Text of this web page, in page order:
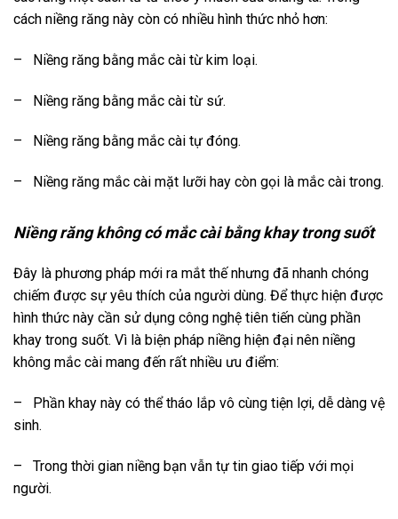
cách niềng răng này còn có nhiều hình thức nhỏ hơn:
– Niềng răng bằng mắc cài từ kim loại.
– Niềng răng bằng mắc cài từ sứ.
– Niềng răng bằng mắc cài tự đóng.
– Niềng răng mắc cài mặt lưỡi hay còn gọi là mắc cài trong.
Niềng răng không có mắc cài bằng khay trong suốt
Đây là phương pháp mới ra mắt thế nhưng đã nhanh chóng
chiếm được sự yêu thích của người dùng. Để thực hiện được
hình thức này cần sử dụng công nghệ tiên tiến cùng phần
khay trong suốt. Vì là biện pháp niềng hiện đại nên niềng
không mắc cài mang đến rất nhiều ưu điểm:
– Phần khay này có thể tháo lắp vô cùng tiện lợi, dễ dàng vệ
sinh.
– Trong thời gian niềng bạn vẫn tự tin giao tiếp với mọi
người.